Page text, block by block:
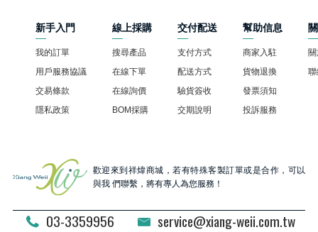
新手入門
我的訂單
用戶服務協議
交易條款
隱私政策
線上採購
搜尋產品
在線下單
在線詢價
BOM採購
交付配送
支付方式
配送方式
驗貨簽收
交期說明
幫助信息
商家入駐
貨物退換
發票須知
投訴服務
歡迎來到祥煒商城，若有特殊客製訂單或是合作，可以
與我 們聯繫，將有專人為您服務！
03-3359956 service@xiang-weii.com.tw